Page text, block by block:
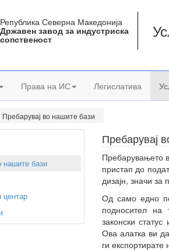
Република Северна Македонија
Државен завод за индустриска
сопственост
Права на ИС Легислатива
Пребарувај во нашите бази
нашите бази
Пребарувај
Пребарувањето
пристап до
дизајн, значи за
Од само едно
подносител на
законски
Ова алатка ви
ги